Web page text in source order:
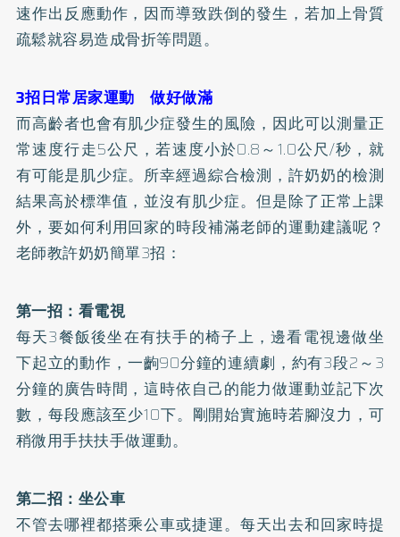
速作出反應動作，因而導致跌倒的發生，若加上骨質
疏鬆就容易造成骨折等問題。
3招日常居家運動 做好做滿
而高齡者也會有肌少症發生的風險，因此可以測量正
常速度行走5公尺，若速度小於0.8～1.0公尺/秒，就
有可能是肌少症。所幸經過綜合檢測，許奶奶的檢測
結果高於標準值，並沒有肌少症。但是除了正常上課
外，要如何利用回家的時段補滿老師的運動建議呢？
老師教許奶奶簡單3招：
第一招：看電視
每天3餐飯後坐在有扶手的椅子上，邊看電視邊做坐
下起立的動作，一齣90分鐘的連續劇，約有3段2～3
分鐘的廣告時間，這時依自己的能力做運動並記下次
數，每段應該至少10下。剛開始實施時若腳沒力，可
稍微用手扶扶手做運動。
第二招：坐公車
不管去哪裡都搭乘公車或捷運。每天出去和回家時提